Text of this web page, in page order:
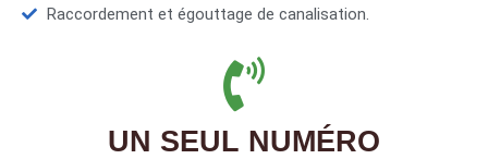
Raccordement et égouttage de canalisation.
UN SEUL NUMÉRO